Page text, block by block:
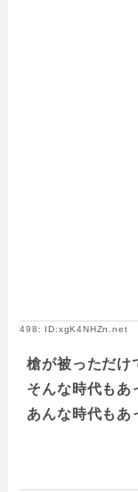
498: ID:xgK4NHZn.net
槍が被っただけ
そんな時代もあ
あんな時代もあ